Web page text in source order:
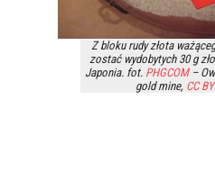
Z bloku rudy złota
zostać wydobytych 30 g
Japonia. fot. PHGCOM–
gold mine, CC